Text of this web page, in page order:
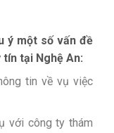
ý một số vấn đề
tại Nghệ An:
tin về vụ việc
với công ty thám